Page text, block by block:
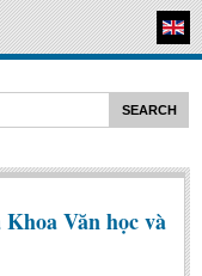
Văn học và